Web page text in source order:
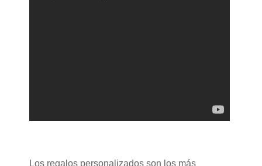
Los regalos personalizados son los más